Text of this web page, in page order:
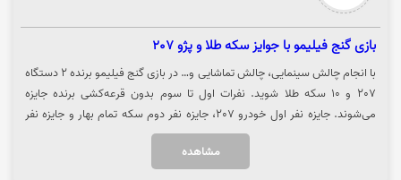
بازی گنج فیلیمو با جوایز سکه طلا و پژو 207
با انجام چالش‌ سینمایی، چالش تماشایی و… در بازی گنج فیلیمو برنده 2 دستگاه
207 و 10 سکه طلا شوید. نفرات اول تا سوم بدون قرعه‌کشی برنده جایزه
می‌‌شوند. جایزه‌ نفر اول خودرو 207، جایزه نفر دوم سکه تمام بهار و جایزه نفر
سوم ربع سکه می‌باشد. تمام شرکت‌کنندگان این بازی به غیر از نفر اول، شانس
مشاهده